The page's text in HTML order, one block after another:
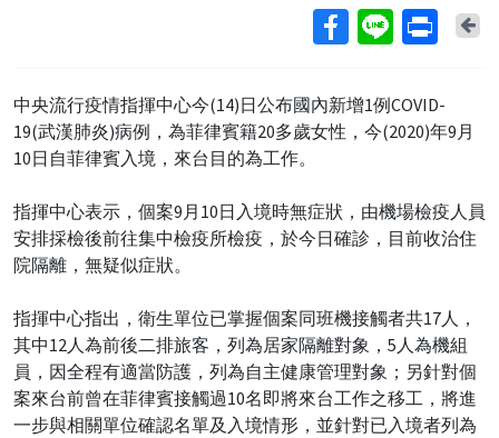
中央流行疫情指揮中心今(14)日公布國內新增1例COVID-
19(武漢肺炎)病例，為菲律賓籍20多歲女性，今(2020)年9月
10日自菲律賓入境，來台目的為工作。
指揮中心表示，個案9月10日入境時無症狀，由機場檢疫人員
安排採檢後前往集中檢疫所檢疫，於今日確診，目前收治住
院隔離，無疑似症狀。
指揮中心指出，衛生單位已掌握個案同班機接觸者共17人，
其中12人為前後二排旅客，列為居家隔離對象，5人為機組
員，因全程有適當防護，列為自主健康管理對象；另針對個
案來台前曾在菲律賓接觸過10名即將來台工作之移工，將進
一步與相關單位確認名單及入境情形，並針對已入境者列為